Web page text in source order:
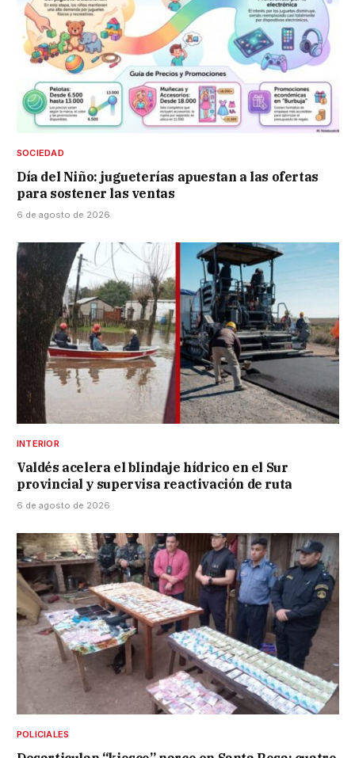
SOCIEDAD
Día del Niño: jugueterías apuestan a las ofertas
para sostener las ventas
6 de agosto de 2026
INTERIOR
Valdés acelera el blindaje hídrico en el Sur
provincial y supervisa reactivación de ruta
6 de agosto de 2026
POLICIALES